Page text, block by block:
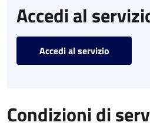
Accedi al
Accedi al servizio
Condizioni di